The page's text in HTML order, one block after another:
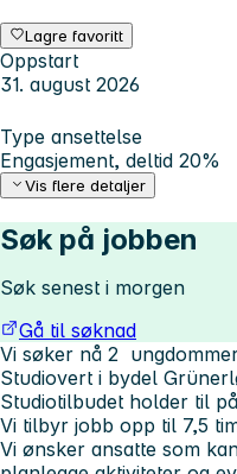
Lagre favoritt
Oppstart
31. august 2026
Type ansettelse
Engasjement, deltid 20%
Vis flere detaljer
Søk på jobben
Søk senest i morgen
Gå til søknad
Vi søker nå 2
Studiovert i bydel
Studiotilbudet holder til
Vi tilbyr jobb opp til 7,5
Vi ønsker ansatte som